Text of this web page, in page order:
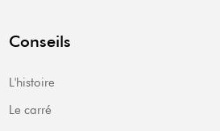
Conseils
L'histoire
Le carré